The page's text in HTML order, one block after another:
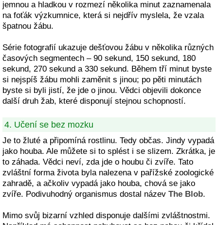
jemnou a hladkou v rozmezí několika minut zaznamenala
na foťák výzkumnice, která si nejdřív myslela, že vzala
špatnou žábu.
Série fotografií ukazuje dešťovou žábu v několika různých
časových segmentech – 90 sekund, 150 sekund, 180
sekund, 270 sekund a 330 sekund. Během tří minut byste
si nejspíš žábu mohli zaměnit s jinou; po pěti minutách
byste si byli jistí, že jde o jinou. Vědci objevili dokonce
další druh žab, které disponují stejnou schopností.
4. Učení se bez mozku
Je to žluté a připomíná rostlinu. Tedy občas. Jindy vypadá
jako houba. Ale můžete si to splést i se slizem. Zkrátka, je
to záhada. Vědci neví, zda jde o houbu či zvíře. Tato
zvláštní forma života byla nalezena v pařížské zoologické
zahradě, a ačkoliv vypadá jako houba, chová se jako
zvíře. Podivuhodný organismus dostal název The Blob.
Mimo svůj bizarní vzhled disponuje dalšími zvláštnostmi.